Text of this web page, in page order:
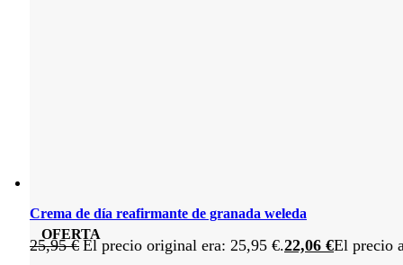
OFERTA
Crema de día reafirmante de granada weleda
25,95€ El precio original era: 25,95 €.22,06 €El precio